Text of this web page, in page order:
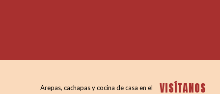
Arepas, cachapas y cocina de casa en el
VISÍTANOS